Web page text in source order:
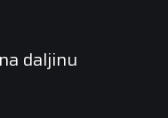
daljinu